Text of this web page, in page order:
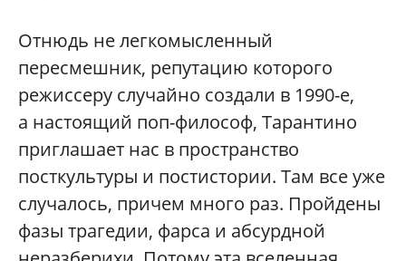
Отнюдь не легкомысленный
пересмешник, репутацию которого
режиссеру случайно создали в 1990-е,
а настоящий поп-философ, Тарантино
приглашает нас в пространство
посткультуры и постистории. Там все уже
случалось, причем много раз. Пройдены
фазы трагедии, фарса и абсурдной